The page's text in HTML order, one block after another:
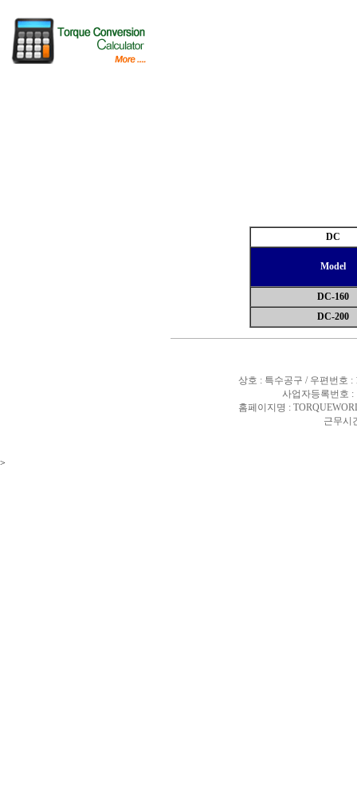
DC
Model
DC-160
DC-200
상호 : 특수공구 / 우편번호 :
사업자등록번호 :
홈페이지명 :
근무시
>